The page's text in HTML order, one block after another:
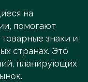
на
помогают
знаки и
странах. Это
планирующих